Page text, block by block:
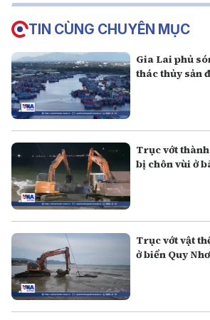
TIN CÙNG CHUYÊN MỤC
Gia Lai phủ
thác thủy sản
Trục vớt
bị chôn vùi ở
Trục vớt vật
ở biển Quy